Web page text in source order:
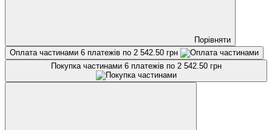
Порівняти
Оплата частинами 6 платежів по 2 542.50 грн
Покупка частинами 6 платежів по 2 542.50 грн